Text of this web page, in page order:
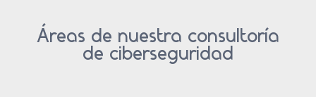
Áreas de nuestra consultoría
de ciberseguridad